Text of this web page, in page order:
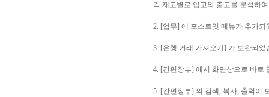
각 재고별로 입고와 출고를 분석하
2. [업무] 에 포스트잇 메뉴가 추가되
3. [은행 거래 가져오기] 가 보완되었
4. [간편장부] 에서 화면상으로 바로
5. [간편장부] 의 검색, 복사, 출력이